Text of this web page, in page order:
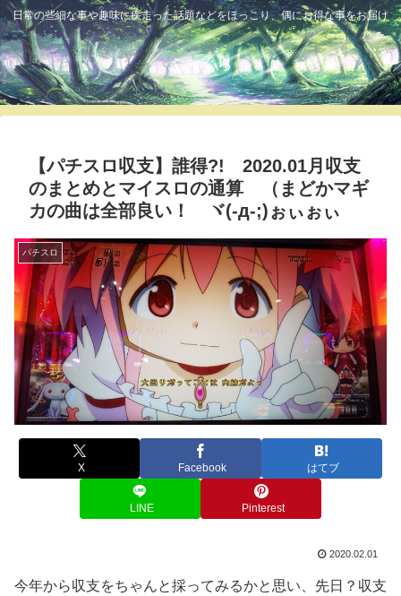
日常の些細な事や趣味に疾走った話題などをほっこり、偶にお得な事をお届け
ふっくら
【パチスロ収支】誰得?! 2020.01月収支
のまとめとマイスロの通算 （まどかマギ
カの曲は全部良い！ ヾ(-д-;)ぉぃぉぃ
パチスロ
X Facebook はてブ
LINE Pinterest
2020.02.01
今年から収支をちゃんと採ってみるかと思い、先日？収支